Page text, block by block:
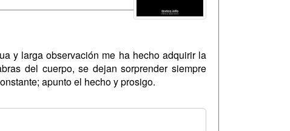
y larga observación me ha hecho adquirir la
del cuerpo, se dejan sorprender siempre
apunto el hecho y prosigo.